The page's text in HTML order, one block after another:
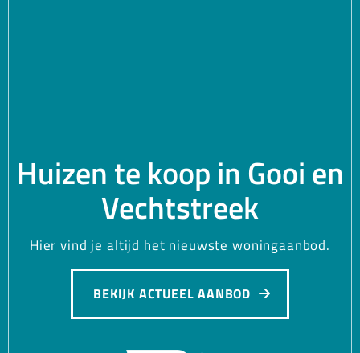
Huizen te koop in Gooi en
Vechtstreek
Hier vind je altijd het nieuwste woningaanbod.
BEKIJK ACTUEEL AANBOD